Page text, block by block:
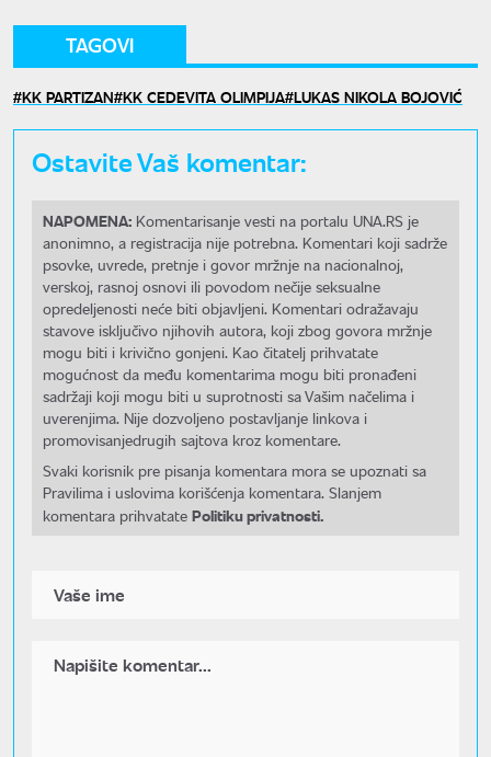
TAGOVI
KK PARTIZAN KK CEDEVITA OLIMPIJA LUKAS NIKOLA BOJOVIĆ
Ostavite Vaš komentar:
NAPOMENA: Komentarisanje vesti na portalu UNA.RS je
anonimno, a registracija nije potrebna. Komentari koji sadrže
psovke, uvrede, pretnje i govor mržnje na nacionalnoj,
verskoj, rasnoj osnovi ili povodom nečije seksualne
opredeljenosti neće biti objavljeni. Komentari odražavaju
stavove isključivo njihovih autora, koji zbog govora mržnje
mogu biti i krivično gonjeni. Kao čitatelj prihvatate
mogućnost da među komentarima mogu biti pronađeni
sadržaji koji mogu biti u suprotnosti sa Vašim načelima i
uverenjima. Nije dozvoljeno postavljanje linkova i
promovisanjedrugih sajtova kroz komentare.
Svaki korisnik pre pisanja komentara mora se upoznati sa
Pravilima i uslovima korišćenja komentara. Slanjem
komentara prihvatate Politiku privatnosti.